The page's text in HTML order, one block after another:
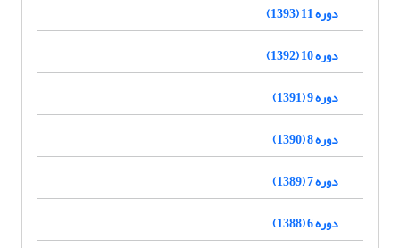
دوره 11 (1393)
دوره 10 (1392)
دوره 9 (1391)
دوره 8 (1390)
دوره 7 (1389)
دوره 6 (1388)